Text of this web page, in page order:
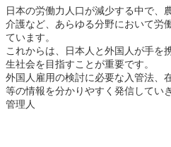
日本の労働力人口が減少する中で、
介護など、あらゆる分野において労
ています。
これからは、日本人と外国人が手を
生社会を目指すことが重要です。
外国人雇用の検討に必要な入管法、
等の情報を分かりやすく発信してい
管理人